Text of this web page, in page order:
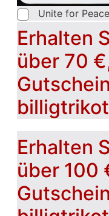
Unite for
Erhalten
über 70
Erhalten
über 100